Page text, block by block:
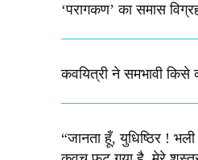
‘परागकण’ का समास
कवयित्री ने समभावी किसे
“जानता हूँ, युधिष्ठिर !